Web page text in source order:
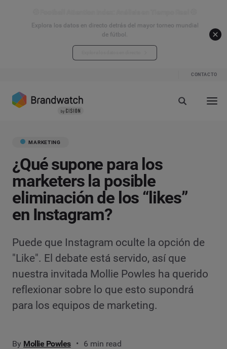
Explora los datos en directo detrás del mayor torneo mundial
de fútbol.
CONTACTO
MARKETING
¿Qué supone para los
marketers la posible
eliminación de los “likes”
en Instagram?
Puede que Instagram oculte la opción de
"Like". El debate está servido, así que
nuestra invitada Mollie Powles ha querido
reflexionar sobre lo que esto supondrá
para los equipos de marketing.
By Mollie Powles
6 min read